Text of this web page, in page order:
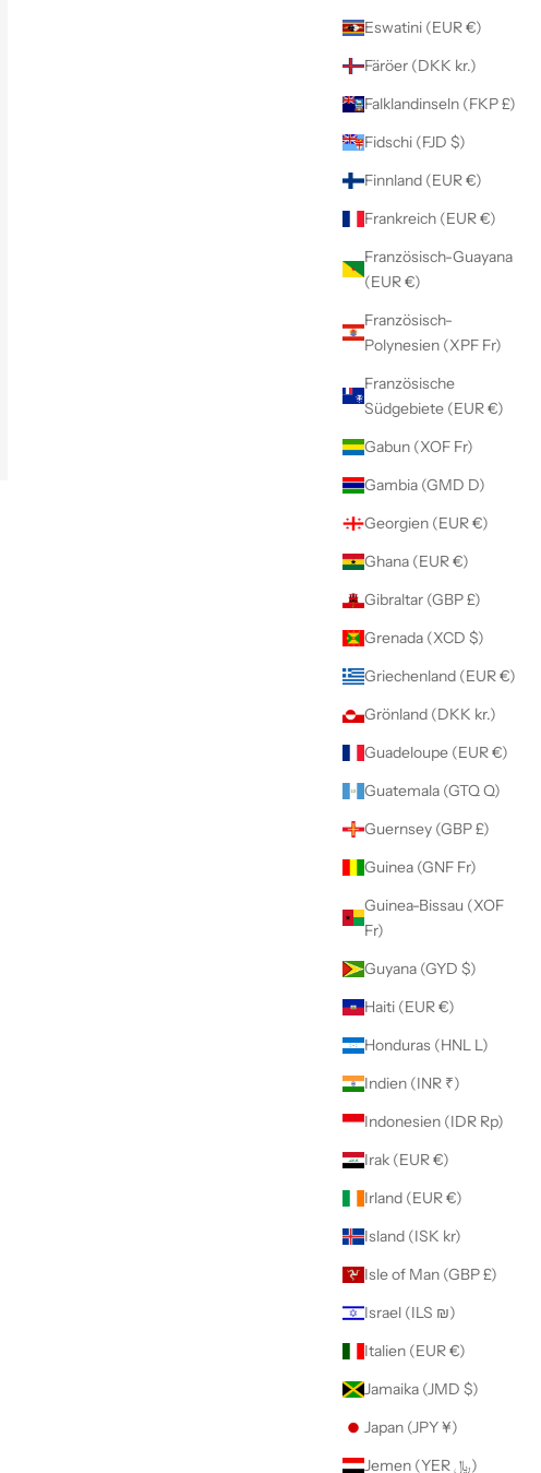
Eswatini (EUR €)
Färöer (DKK kr.)
Falklandinseln (FKP £)
Fidschi (FJD $)
Finnland (EUR €)
Frankreich (EUR €)
Französisch-Guayana
(EUR €)
Französisch-
Polynesien (XPF Fr)
Französische
Südgebiete (EUR €)
Gabun (XOF Fr)
Gambia (GMD D)
Georgien (EUR €)
Ghana (EUR €)
Gibraltar (GBP £)
Grenada (XCD $)
Griechenland (EUR €)
Grönland (DKK kr.)
Guadeloupe (EUR €)
Guatemala (GTQ Q)
Guernsey (GBP £)
Guinea (GNF Fr)
Guinea-Bissau (XOF
Fr)
Guyana (GYD $)
Haiti (EUR €)
Honduras (HNL L)
Indien (INR ₹)
Indonesien (IDR Rp)
Irak (EUR €)
Irland (EUR €)
Island (ISK kr)
Isle of Man (GBP £)
Israel (ILS ₪)
Italien (EUR €)
Jamaika (JMD $)
Japan (JPY ¥)
Jemen (YER ﷼)